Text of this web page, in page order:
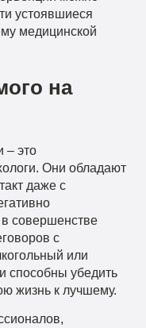
устоявшиеся
медицинской
на
– это
Они обладают
даже с
совершенстве
с
или
способны убедить
жизнь к лучшему.